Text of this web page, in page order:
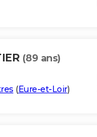
(89 ans)
(Eure-et-Loir)